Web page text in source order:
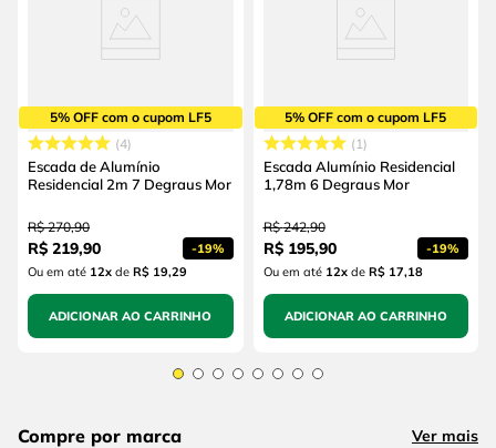
5% OFF com o cupom LF5
4
Escada de Alumínio
Residencial 2m 7 Degraus Mor
R$ 270,90
R$ 219,90 -19%
Ou em até 12x de R$ 19,29
ADICIONAR AO CARRINHO
5% OFF com o cupom LF5
1
Escada Alumínio Residencial
1,78m 6 Degraus Mor
R$ 242,90
R$ 195,90 -19%
Ou em até 12xde R$ 17,18
ADICIONAR AO CARRINHO
Compre por marca Ver mais